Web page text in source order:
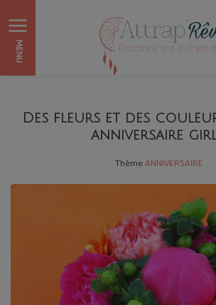
MENU
Des fleurs et des
anniversaire
ThèmeANNIVERSAIRE